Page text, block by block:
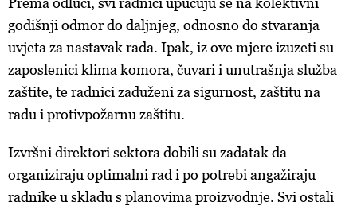
godišnji odmor do daljnjeg, odnosno do stvaranja
uvjeta za nastavak rada. Ipak, iz ove mjere izuzeti su
zaposlenici klima komora, čuvari i unutrašnja služba
zaštite, te radnici zaduženi za sigurnost, zaštitu na
radu i protivpožarnu zaštitu.
Izvršni direktori sektora dobili su zadatak da
organiziraju optimalni rad i po potrebi angažiraju
radnike u skladu s planovima proizvodnje. Svi ostali